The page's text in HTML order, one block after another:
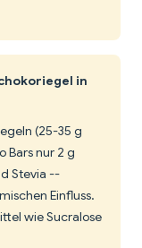
in
(25-35 g
Bars nur 2 g
Stevia --
Einfluss.
wie Sucralose